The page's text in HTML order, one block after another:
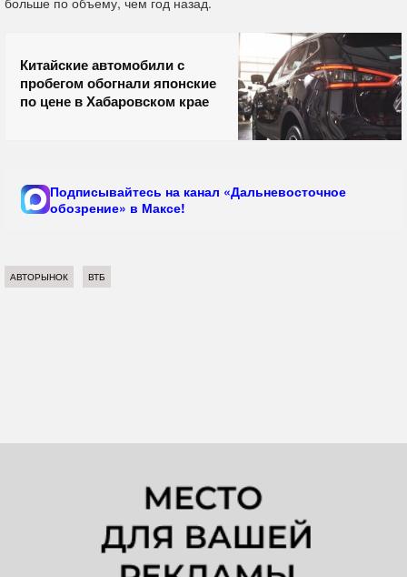
Китайские автомобили с
пробегом обогнали японские
по цене в Хабаровском крае
Подписывайтесь на канал «Дальневосточное
обозрение» в Максе!
АВТОРЫНОК ВТБ